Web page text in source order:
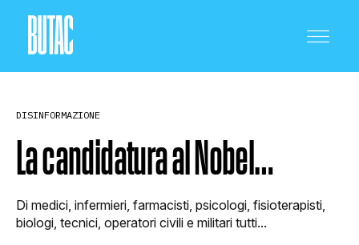
CRONACA E POLITICA
DISINFORMAZIONE
La candidatura al Nobel…
Di medici, infermieri, farmacisti, psicologi, fisioterapisti,
biologi, tecnici, operatori civili e militari tutti...